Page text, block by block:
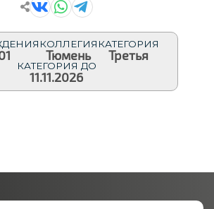
КОЛЛЕГИЯ
Тюмень
КАТЕГОРИЯ
Третья
КАТЕГОРИЯ ДО
11.11.2026